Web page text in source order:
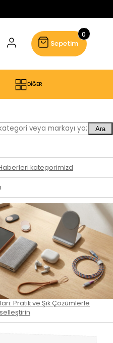
Sepetim
0
DİĞER
Ara
kategorimizd
Pratik ve Şık Çözümlerle